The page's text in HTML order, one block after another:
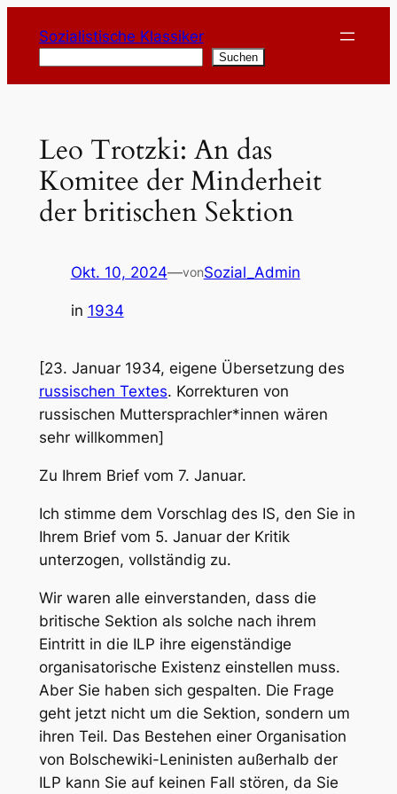
Inhalt
springen
Sozialistische Klassiker
Suchen
Leo Trotzki: An das
Komitee der Minderheit
der britischen Sektion
Okt. 10, 2024—vonSozial_Admin
in 1934
[23. Januar 1934, eigene Übersetzung des
russischen Textes. Korrekturen von
russischen Muttersprachler*innen wären
sehr willkommen]
Zu Ihrem Brief vom 7. Januar.
Ich stimme dem Vorschlag des IS, den Sie in
Ihrem Brief vom 5. Januar der Kritik
unterzogen, vollständig zu.
Wir waren alle einverstanden, dass die
britische Sektion als solche nach ihrem
Eintritt in die ILP ihre eigenständige
organisatorische Existenz einstellen muss.
Aber Sie haben sich gespalten. Die Frage
geht jetzt nicht um die Sektion, sondern um
ihren Teil. Das Bestehen einer Organisation
von Bolschewiki-Leninisten außerhalb der
ILP kann Sie auf keinen Fall stören, da Sie